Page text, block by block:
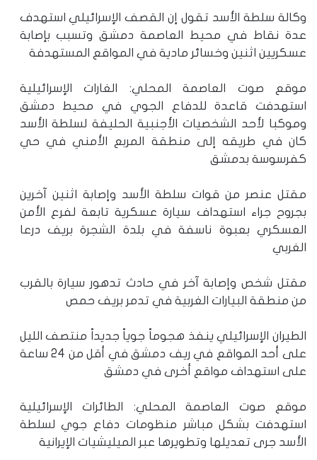
وكالة سلطة الأسد تقول إن القصف الإسرائيلي استهدف
عدة نقاط في محيط العاصمة دمشق وتسبب بإصابة
عسكريين اثنين وخسائر مادية في المواقع المستهدفة
موقع صوت العاصمة المحلي: الغارات الإسرائيلية
استهدفت قاعدة للدفاع الجوي في محيط دمشق
وموكبا لأحد الشخصيات الأجنبية الحليفة لسلطة الأسد
كان في طريقه إلى منطقة المربع الأمني في حي
كفرسوسة بدمشق
مقتل عنصر من قوات سلطة الأسد وإصابة اثنين آخرين
بجروح جراء استهداف سيارة عسكرية تابعة لفرع الأمن
العسكري بعبوة ناسفة في بلدة الشجرة بريف درعا
الغربي
مقتل شخص وإصابة آخر في حادث تدهور سيارة بالقرب
من منطقة البيارات الغربية في تدمر بريف حمص
الطيران الإسرائيلي ينفذ هجوماً جوياً جديداً منتصف الليل
على أحد المواقع في ريف دمشق في أقل من 24 ساعة
على استهداف مواقع أخرى في دمشق
موقع صوت العاصمة المحلي: الطائرات الإسرائيلية
استهدفت بشكل مباشر منظومات دفاع جوي لسلطة
الأسد جرى تعديلها وتطويرها عبر الميليشيات الإيرانية